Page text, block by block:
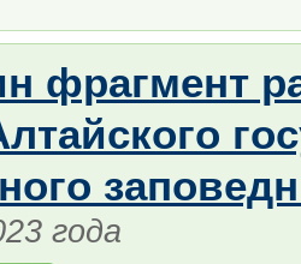
фрагмент
года